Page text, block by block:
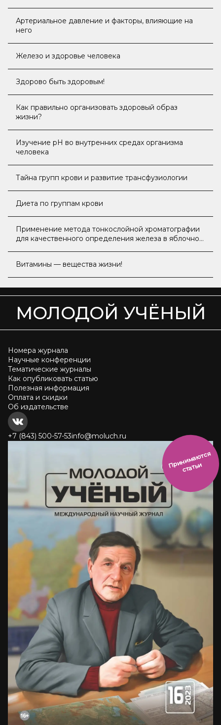
Артериальное давление и факторы, влияющие на
него
Железо и здоровье человека
Здорово быть здоровым!
Как правильно организовать здоровый образ
жизни?
Изучение pH во внутренних средах организма
человека
Тайна групп крови и развитие трансфузиологии
Диета по группам крови
Применение метода тонкослойной хроматографии
для качественного определения железа в яблочном
Витамины — вещества жизни!
МОЛОДОЙ УЧЁНЫЙ
Номера журнала
Научные конференции
Тематические журналы
Как опубликовать статью
Полезная информация
Оплата и скидки
Об издательстве
+7 (843) 500-57-53info@moluch.ru
П
р
и
н
и
м
а
ют
с
я
ст
ать
и